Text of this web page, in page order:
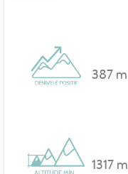
387 m
1317 m